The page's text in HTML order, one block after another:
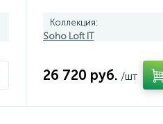
Коллекция:
Soho Loft IT
26 720 руб. /шт